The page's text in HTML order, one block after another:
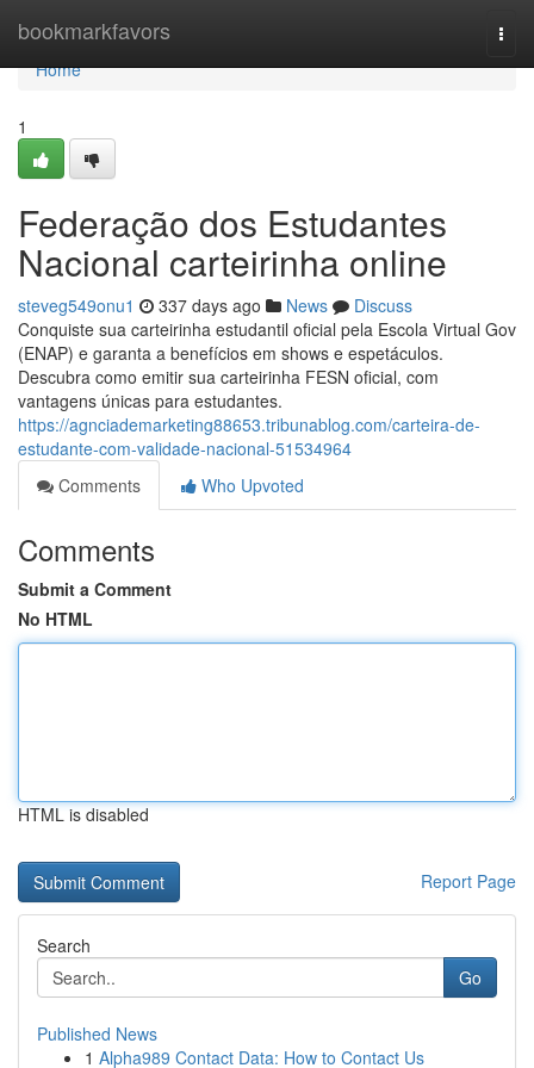
bookmarkfavors
Home
Home
1
Federação dos Estudantes
Nacional carteirinha online
steveg549onu1 337 days ago News
Discuss
Conquiste sua carteirinha estudantil oficial pela Escola Virtual Gov
(ENAP) e garanta a benefícios em shows e espetáculos.
Descubra como emitir sua carteirinha FESN oficial, com
vantagens únicas para estudantes.
https://agnciademarketing88653.tribunablog.com/carteira-de-
estudante-com-validade-nacional-51534964
Comments
Who Upvoted
Comments
Submit a Comment
No HTML
HTML is disabled
Report Page
Search
Go
Published News
1 Alpha989 Contact Data: How to Contact Us